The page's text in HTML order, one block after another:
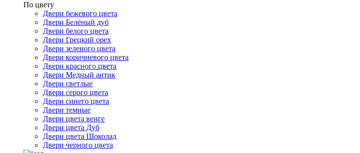
По цвету
Двери бежевого цвета
Двери Белёный дуб
Двери белого цвета
Двери Грецкий орех
Двери зеленого цвета
Двери коричневого цвета
Двери красного цвета
Двери Медный антик
Двери светлые
Двери серого цвета
Двери синего цвета
Двери темные
Двери цвета венге
Двери цвета Дуб
Двери цвета Шоколад
Двери черного цвета